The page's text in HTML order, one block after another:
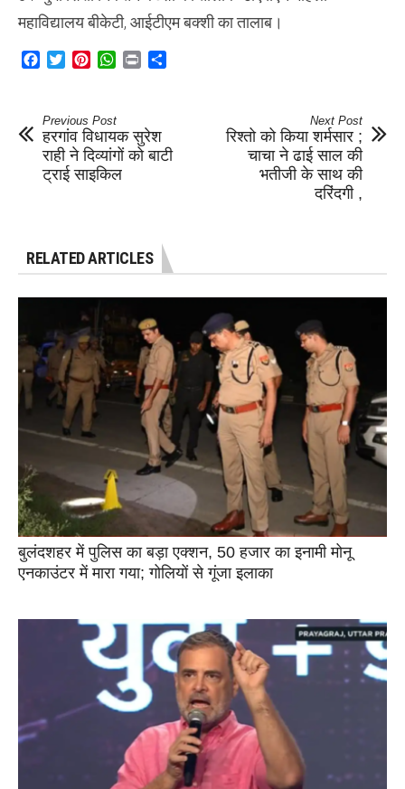
महाविद्यालय बीकेटी, आईटीएम बक्शी का तालाब।
Facebook
TwitterPinterestWhatsApp
Print
Previous Post
हरगांव विधायक सुरेश
राही ने दिव्यांगों को बाटी
ट्राई साइकिल
Next Post
रिश्तो को किया शर्मसार ;
चाचा ने ढाई साल की
भतीजी के साथ की
दरिंदगी ,
RELATED ARTICLES
बुलंदशहर में पुलिस का बड़ा एक्शन, 50 हजार का इनामी मोनू
एनकाउंटर में मारा गया; गोलियों से गूंजा इलाका